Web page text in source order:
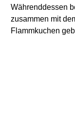
Währenddessen
zusammen mit
Flammkuchen